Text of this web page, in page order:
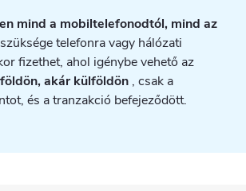
mind a mobiltelefonodtól, mind az
telefonra vagy hálózati
fizethet, ahol igénybe vehető az
akár külföldön , csak a
és a tranzakció befejeződött.